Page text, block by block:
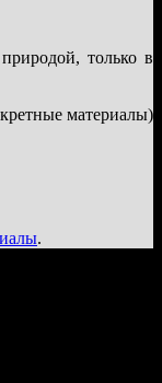
только в
материалы)
.